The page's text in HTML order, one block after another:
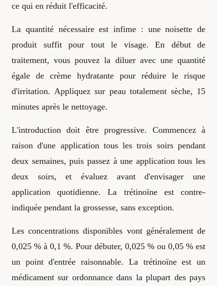
ce qui en réduit l'efficacité.
La quantité nécessaire est infime : une noisette de
produit suffit pour tout le visage. En début de
traitement, vous pouvez la diluer avec une quantité
égale de crème hydratante pour réduire le risque
d'irritation. Appliquez sur peau totalement sèche, 15
minutes après le nettoyage.
L'introduction doit être progressive. Commencez à
raison d'une application tous les trois soirs pendant
deux semaines, puis passez à une application tous les
deux soirs, et évaluez avant d'envisager une
application quotidienne. La trétinoïne est contre-
indiquée pendant la grossesse, sans exception.
Les concentrations disponibles vont généralement de
0,025 % à 0,1 %. Pour débuter, 0,025 % ou 0,05 % est
un point d'entrée raisonnable. La trétinoïne est un
médicament sur ordonnance dans la plupart des pays